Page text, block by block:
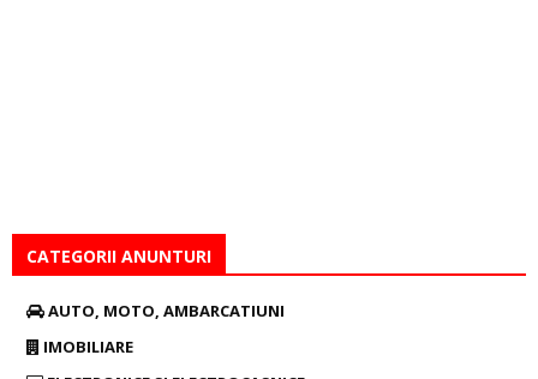
CATEGORII ANUNTURI
AUTO, MOTO, AMBARCATIUNI
IMOBILIARE